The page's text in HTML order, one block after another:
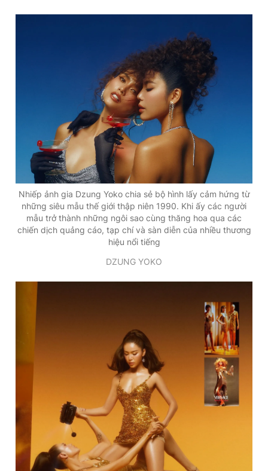
Nhiếp ảnh gia Dzung Yoko chia sẻ bộ hình lấy cảm hứng từ
những siêu mẫu thế giới thập niên 1990. Khi ấy các người
mẫu trở thành những ngôi sao cùng thăng hoa qua các
chiến dịch quảng cáo, tạp chí và sàn diễn của nhiều thương
hiệu nổi tiếng
DZUNG YOKO